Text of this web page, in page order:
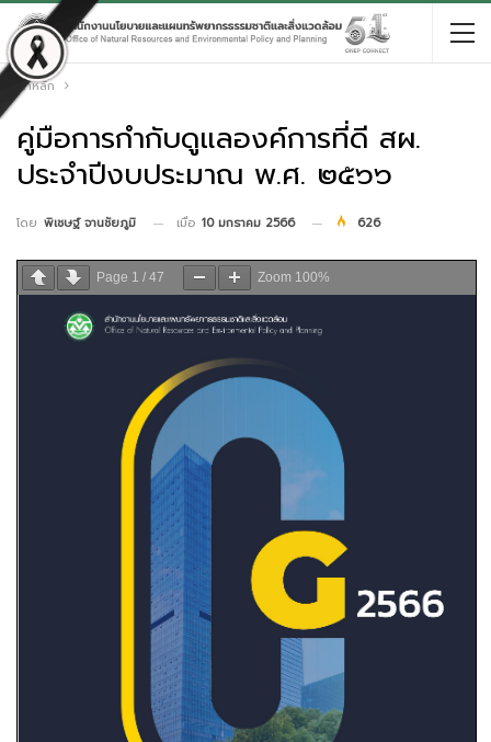
หน้าหลัก
คู่มือการกำกับดูแลองค์การที่ดี สผ.
ประจำปีงบประมาณ พ.ศ. ๒๕๖๖
โดย พิเชษฐ์ จานชัยภูมิ เมื่อ 10 มกราคม 2566 626
Page 1 / 47 Zoom 100%